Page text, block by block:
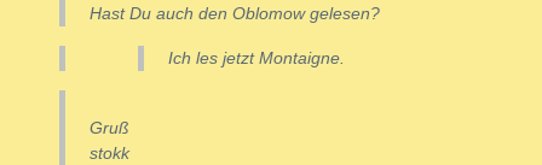
Hast Du auch den Oblomow gelesen?
Ich les jetzt Montaigne.
Gruß
stokk